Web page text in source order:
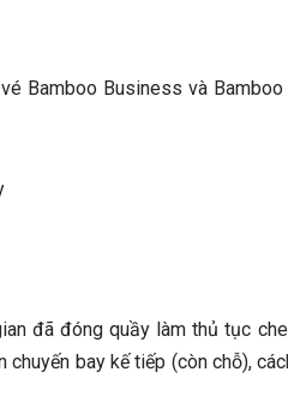
Bamboo Business và
đã đóng quầy làm thủ tục
bay kế tiếp (còn chỗ),